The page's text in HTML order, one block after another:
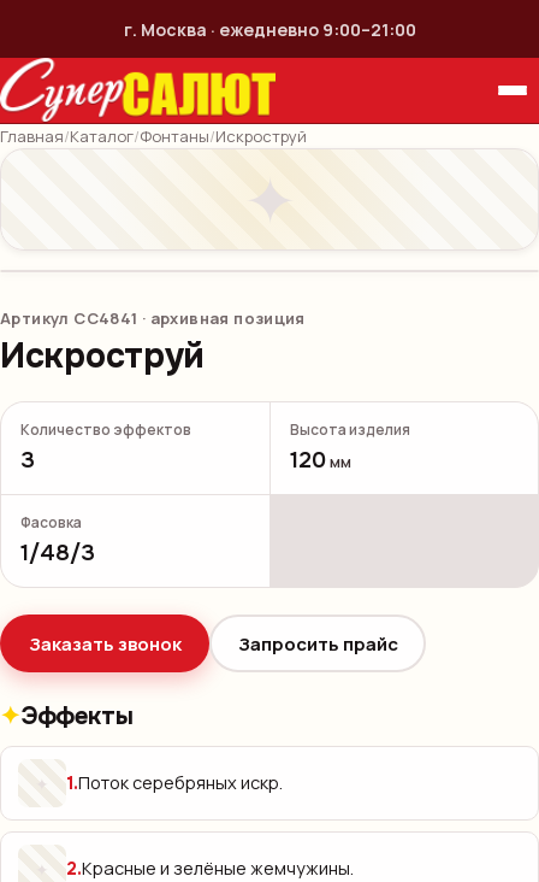
г. Москва · ежедневно 9:00–21:00
Главная/Каталог/Фонтаны/Искроструй
Артикул СС4841 · архивная позиция
Искроструй
Количество эффектов
3
Высота изделия
120мм
Фасовка
1/48/3
Заказать звонок Запросить прайс
Эффекты
✦ 1.Поток серебряных искр.
✦ 2.Красные и зелёные жемчужины.